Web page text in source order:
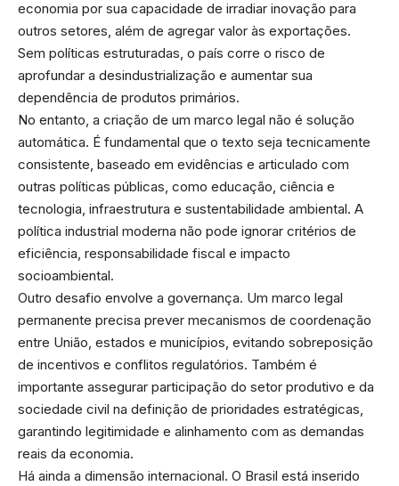
economia por sua capacidade de irradiar inovação para
outros setores, além de agregar valor às exportações.
Sem políticas estruturadas, o país corre o risco de
aprofundar a desindustrialização e aumentar sua
dependência de produtos primários.
No entanto, a criação de um marco legal não é solução
automática. É fundamental que o texto seja tecnicamente
consistente, baseado em evidências e articulado com
outras políticas públicas, como educação, ciência e
tecnologia, infraestrutura e sustentabilidade ambiental. A
política industrial moderna não pode ignorar critérios de
eficiência, responsabilidade fiscal e impacto
socioambiental.
Outro desafio envolve a governança. Um marco legal
permanente precisa prever mecanismos de coordenação
entre União, estados e municípios, evitando sobreposição
de incentivos e conflitos regulatórios. Também é
importante assegurar participação do setor produtivo e da
sociedade civil na definição de prioridades estratégicas,
garantindo legitimidade e alinhamento com as demandas
reais da economia.
Há ainda a dimensão internacional. O Brasil está inserido